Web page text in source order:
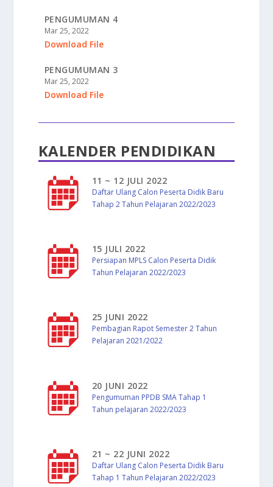
PENGUMUMAN 4
Mar 25, 2022
Download File
PENGUMUMAN 3
Mar 25, 2022
Download File
KALENDER PENDIDIKAN
11 ~ 12 JULI 2022
Daftar Ulang Calon Peserta Didik Baru
Tahap 2 Tahun Pelajaran 2022/2023
15 JULI 2022
Persiapan MPLS Calon Peserta Didik
Tahun Pelajaran 2022/2023
25 JUNI 2022
Pembagian Rapot Semester 2 Tahun
Pelajaran 2021/2022
20 JUNI 2022
Pengumuman PPDB SMA Tahap 1
Tahun pelajaran 2022/2023
21 ~ 22 JUNI 2022
Daftar Ulang Calon Peserta Didik Baru
Tahap 1 Tahun Pelajaran 2022/2023